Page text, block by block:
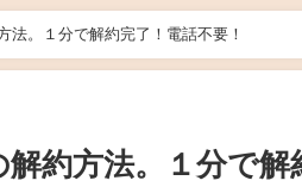
法。１分で解約完了！電話不要！
約方法。１分で解